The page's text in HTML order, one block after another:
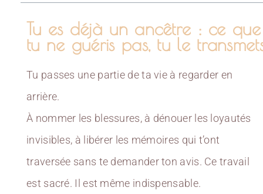
Tu es déjà un ancêtre : ce que
tu ne guéris pas, tu le
Tu passes une partie de ta vie à regarder en
arrière.
À nommer les blessures, à dénouer les loyautés
invisibles, à libérer les mémoires qui t’ont
traversée sans te demander ton avis. Ce travail
est sacré. Il est même indispensable.